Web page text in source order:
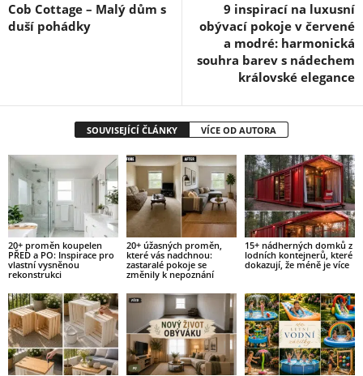
Cob Cottage – Malý dům s
duší pohádky
9 inspirací na luxusní
obývací pokoje v červené
a modré: harmonická
souhra barev s nádechem
královské elegance
SOUVISEJÍCÍ ČLÁNKY VÍCE OD AUTORA
20+ proměn koupelen
PŘED a PO: Inspirace pro
vlastní vysněnou
rekonstrukci
20+ úžasných proměn,
které vás nadchnou:
zastaralé pokoje se
změnily k nepoznání
15+ nádherných domků z
lodních kontejnerů, které
dokazují, že méně je více